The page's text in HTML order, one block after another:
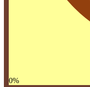
0%